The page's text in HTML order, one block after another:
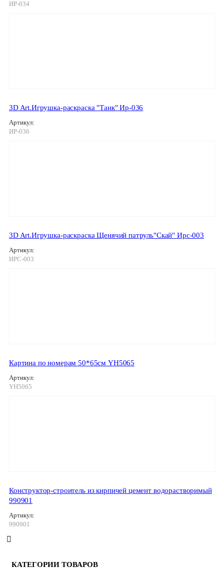
ИР-034
3D Art.Игрушка-раскраска "Танк" Ир-036
Артикул:
ИР-036
3D Art.Игрушка-раскраска Щенячий патруль"Скай" Ирс-003
Артикул:
ИРС-003
Картина по номерам 50*65см YH5065
Артикул:
YH5065
Конструктор-строитель из кирпичей цемент водорастворимый
990901
Артикул:
990901
КАТЕГОРИИ ТОВАРОВ